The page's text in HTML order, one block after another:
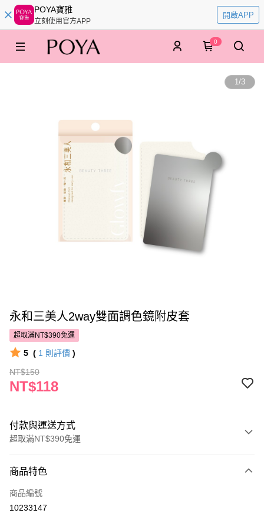
POYA寶雅
立刻使用官方APP
開啟APP
0
1/3
永和三美人2way雙面調色鏡附皮套
超取滿NT$390免運
5 ( 1 則評價 )
NT$150
NT$118
付款與運送方式
超取滿NT$390免運
POYA支付
信用卡一次付款
商品特色
商品編號
10233147